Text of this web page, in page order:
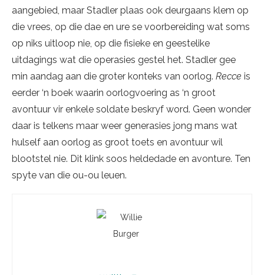
aangebied, maar Stadler plaas ook deurgaans klem op
die vrees, op die dae en ure se voorbereiding wat soms
op niks uitloop nie, op die fisieke en geestelike
uitdagings wat die operasies gestel het. Stadler gee
min aandag aan die groter konteks van oorlog. Recce is
eerder ‘n boek waarin oorlogvoering as ‘n groot
avontuur vir enkele soldate beskryf word. Geen wonder
daar is telkens maar weer generasies jong mans wat
hulself aan oorlog as groot toets en avontuur wil
blootstel nie. Dit klink soos heldedade en avonture. Ten
spyte van die ou-ou leuen.